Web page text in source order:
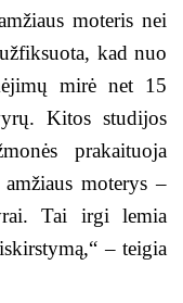
moteris nei
kad nuo
mirė net 15
Kitos studijos
prakaituoja
moterys –
Tai irgi lemia
– teigia